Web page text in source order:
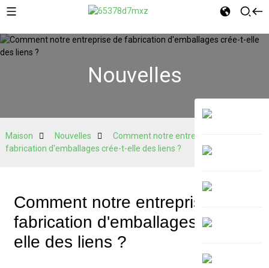
Nouvelles
Maison Nouvelles
Comment notre entreprise de
fabrication d'emballages crée-t-elle des liens ?
Comment notre entreprise de
fabrication d'emballages crée-t-
elle des liens ?